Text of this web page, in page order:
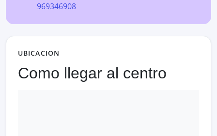
969346908
UBICACION
Como llegar al centro